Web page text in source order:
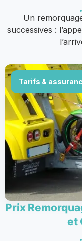
Un
successives :
Tarifs &
Prix
et